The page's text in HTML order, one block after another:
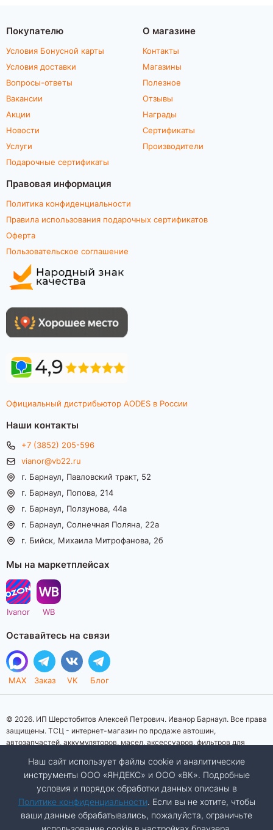
Покупателю
Условия Бонусной карты
Условия доставки
Вопросы-ответы
Вакансии
Акции
Новости
Услуги
Подарочные сертификаты
О магазине
Контакты
Магазины
Полезное
Отзывы
Награды
Сертификаты
Производители
Правовая информация
Политика конфиденциальности
Правила использования подарочных сертификатов
Оферта
Пользовательское соглашение
Официальный дистрибьютор AODES в России
Наши контакты
+7 (3852) 205-596
vianor@vb22.ru
г. Барнаул, Павловский тракт, 52
г. Барнаул, Попова, 214
г. Барнаул, Ползунова, 44а
г. Барнаул, Солнечная Поляна, 22а
г. Бийск, Михаила Митрофанова, 2б
Мы на маркетплейсах
Ivanor WB
Оставайтесь на связи
MAX Заказ VK Блог
© 2026. ИП Шерстобитов Алексей Петрович. Иванор Барнаул. Все права
защищены. ТСЦ - интернет-магазин по продаже автошин,
автозапчастей, аккумуляторов, масел, аксессуаров, фильтров для
информационный характер. Представленная информация о товарах, их
стоимости, характеристик, фото, наличия на складе ни при каких
условиях не является публичной офертой, определяемой положениями
Статьи 437 (2) Гражданского кодекса Российской Федерации.
Изображения товаров на фотографиях, представленных на сайте, могут
отличаться от оригиналов. Копирование материалов сайта запрещено.
Наш сайт использует файлы cookie и аналитические
инструменты ООО «ЯНДЕКС» и ООО «ВК». Подробные
условия и порядок обработки данных описаны в
Политике конфиденциальности. Если вы не хотите, чтобы
ваши данные обрабатывались, пожалуйста, ограничьте